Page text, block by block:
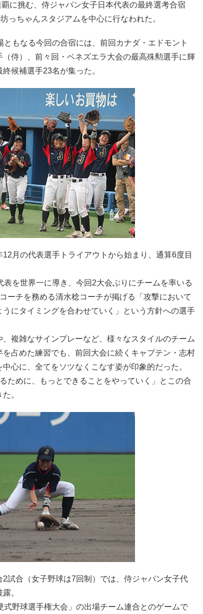
に挑む、侍ジャパン女子日本代表の最終選考合宿
っちゃんスタジアムを中心に行なわれた。
もなる今回の合宿には、前回カナダ・エドモント
侍）、前々回・ベネズエラ大会の最高殊勲選手に輝
候補選手23名が集った。
月の代表選手トライアウトから始まり、通算6度目
を世界一に導き、今回2大会ぶりにチームを率いる
ーチを務める清水稔コーチが掲げる「攻撃において
にタイミングを合わせていく」という方針への選手
複雑なサインプレーなど、様々なスタイルのチーム
占めた練習でも、前回大会に続くキャプテン・志村
心に、全てをソツなくこなす姿が印象的だった。
ために、もっとできることをやっていく」とこの合
。
試合（女子野球は7回制）では、侍ジャパン女子代
。
式野球選手権大会」の出場チーム連合とのゲームで